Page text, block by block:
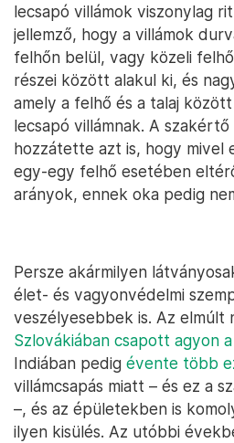
lecsapó villámok viszonylag
jellemző, hogy a villámok
felhőn belül, vagy közeli
részei között alakul ki, és
amely a felhő és a talaj
lecsapó villámnak. A
hozzátette azt is, hogy mivel
egy-egy felhő esetében
arányok, ennek oka pedig
Persze akármilyen
élet- és vagyonvédelmi
veszélyesebbek is. Az elmúlt
Szlovákiában csapott agyon
Indiában pedig évente több
villámcsapás miatt – és ez a
–, és az épületekben is
ilyen kisülés. Az utóbbi